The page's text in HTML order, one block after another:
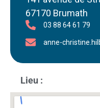
67170 Brumath
03 88 64 61 79
anne-
Lieu :